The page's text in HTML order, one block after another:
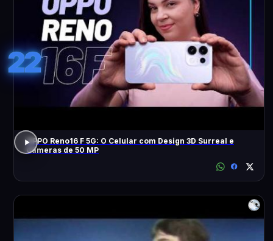
22
OPPO Reno16 F 5G: O Celular com Design 3D Surreal e
Câmeras de 50 MP